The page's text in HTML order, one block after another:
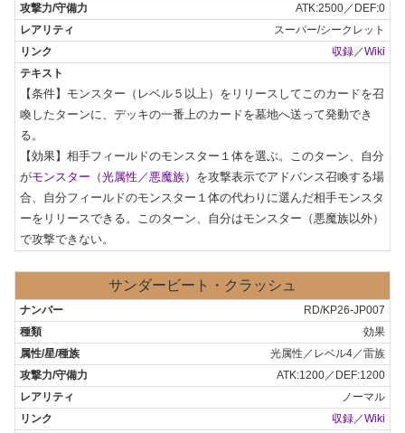
ATK:2500／DEF:0
スーパー/シークレット
収録 ／Wiki
【条件】モンスター（レベル５以上）をリリースしてこのカードを召
喚したターンに、デッキの一番上のカードを墓地へ送って発動でき
る。
【効果】相手フィールドのモンスター１体を選ぶ。このターン、自分
がモンスター（光属性／悪魔族） を攻撃表示でアドバンス召喚する場
合、自分フィールドのモンスター１体の代わりに選んだ相手モンスタ
ーをリリースできる。このターン、自分はモンスター（悪魔族以外）
で攻撃できない。
サンダービート・クラッシュ
RD/KP26-JP007
効果
光属性／レベル4／雷族
ATK:1200／DEF:1200
ノーマル
収録／Wiki